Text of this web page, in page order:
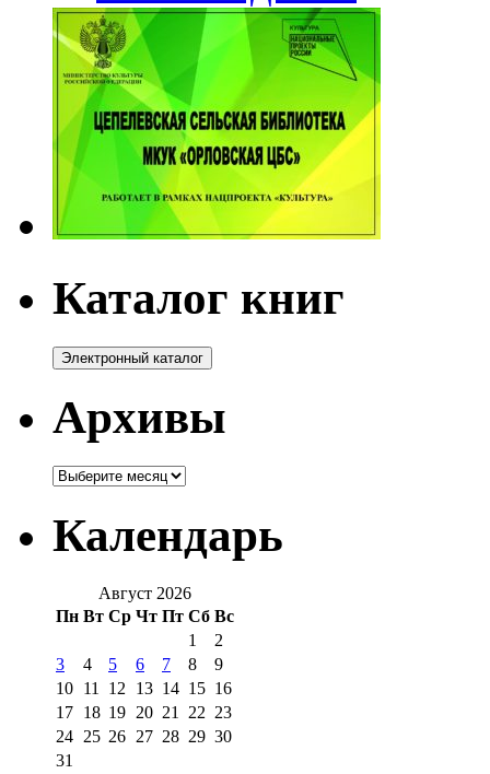
Каталог книг
Архивы
Архивы
Календарь
Август 2026
Пн Вт Ср Чт Пт Сб Вс
1
2
3
4 5 6 7 8
9
10 11 12 13 14 15 16
17 18 19 20 21 22 23
24 25 26 27 28 29 30
31